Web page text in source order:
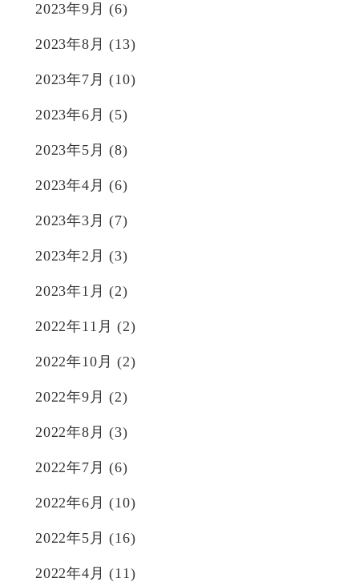
2023年9月 (6)
2023年8月 (13)
2023年7月 (10)
2023年6月 (5)
2023年5月 (8)
2023年4月 (6)
2023年3月 (7)
2023年2月 (3)
2023年1月 (2)
2022年11月 (2)
2022年10月 (2)
2022年9月 (2)
2022年8月 (3)
2022年7月 (6)
2022年6月 (10)
2022年5月 (16)
2022年4月 (11)